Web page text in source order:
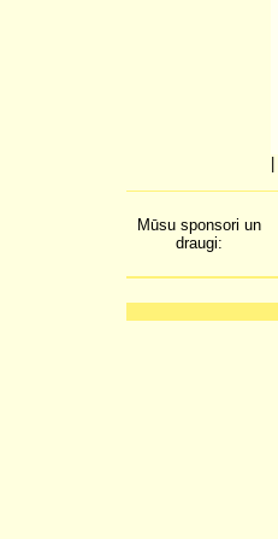
Mūsu sponsori un
draugi: